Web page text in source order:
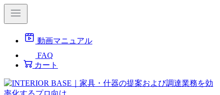
動画マニュアル
FAQ
カート